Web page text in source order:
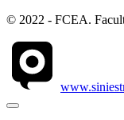
© 2022 - FCEA.